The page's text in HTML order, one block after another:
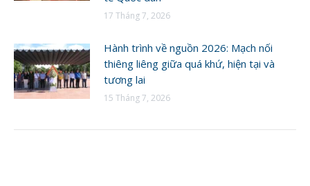
17 Tháng 7, 2026
Hành trình về nguồn 2026: Mạch nối
thiêng liêng giữa quá khứ, hiện tại và
tương lai
15 Tháng 7, 2026